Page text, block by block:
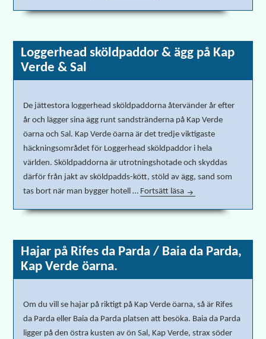
Loggerhead sköldpaddor & ägg på Kap
Verde & Sal
De jättestora loggerhead sköldpaddorna återvänder år efter
år och lägger sina ägg runt sandstränderna på Kap Verde
öarna och Sal. Kap Verde öarna är det tredje viktigaste
häckningsområdet för Loggerhead sköldpaddor i hela
världen. Sköldpaddorna är utrotningshotade och skyddas
därför från jakt av sköldpadds-kött, stöld av ägg, sand som
tas bort när man bygger hotell … Fortsätt läsa Loggerhead
Hajar på Rifes da Parda / Baia da Parda,
Kap Verde öarna.
Om du vill se hajar på riktigt på Kap Verde öarna, så är Rifes
da Parda eller Baia da Parda platsen att besöka. Baia da Parda
ligger på den östra kusten av ön Sal, Kap Verde, strax söder